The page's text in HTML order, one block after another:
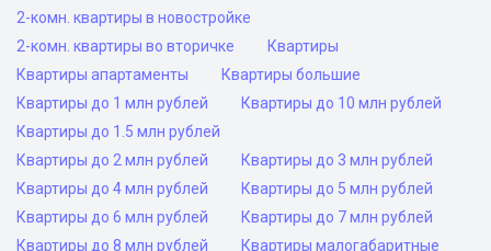
2-комн. квартиры в новостройке
2-комн. квартиры во вторичке
Квартиры
Квартиры апартаменты
Квартиры большие
Квартиры до 1 млн рублей
Квартиры до 10 млн рублей
Квартиры до 1.5 млн рублей
Квартиры до 2 млн рублей
Квартиры до 3 млн рублей
Квартиры до 4 млн рублей
Квартиры до 5 млн рублей
Квартиры до 6 млн рублей
Квартиры до 7 млн рублей
Квартиры до 8 млн рублей
Квартиры малогабаритные